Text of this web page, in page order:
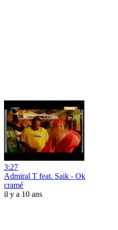
3:27
Admiral T feat. Saik - Ok
cramé
il y a 10 ans